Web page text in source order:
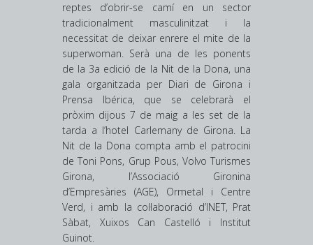
reptes d’obrir-se camí en un sector
tradicionalment masculinitzat i la
necessitat de deixar enrere el mite de la
superwoman. Serà una de les ponents
de la 3a edició de la Nit de la Dona, una
gala organitzada per Diari de Girona i
Prensa Ibérica, que se celebrarà el
pròxim dijous 7 de maig a les set de la
tarda a l’hotel Carlemany de Girona. La
Nit de la Dona compta amb el patrocini
de Toni Pons, Grup Pous, Volvo Turismes
Girona, l’Associació Gironina
d’Empresàries (AGE), Ormetal i Centre
Verd, i amb la col·laboració d’INET, Prat
Sàbat, Xuixos Can Castelló i Institut
Guinot.